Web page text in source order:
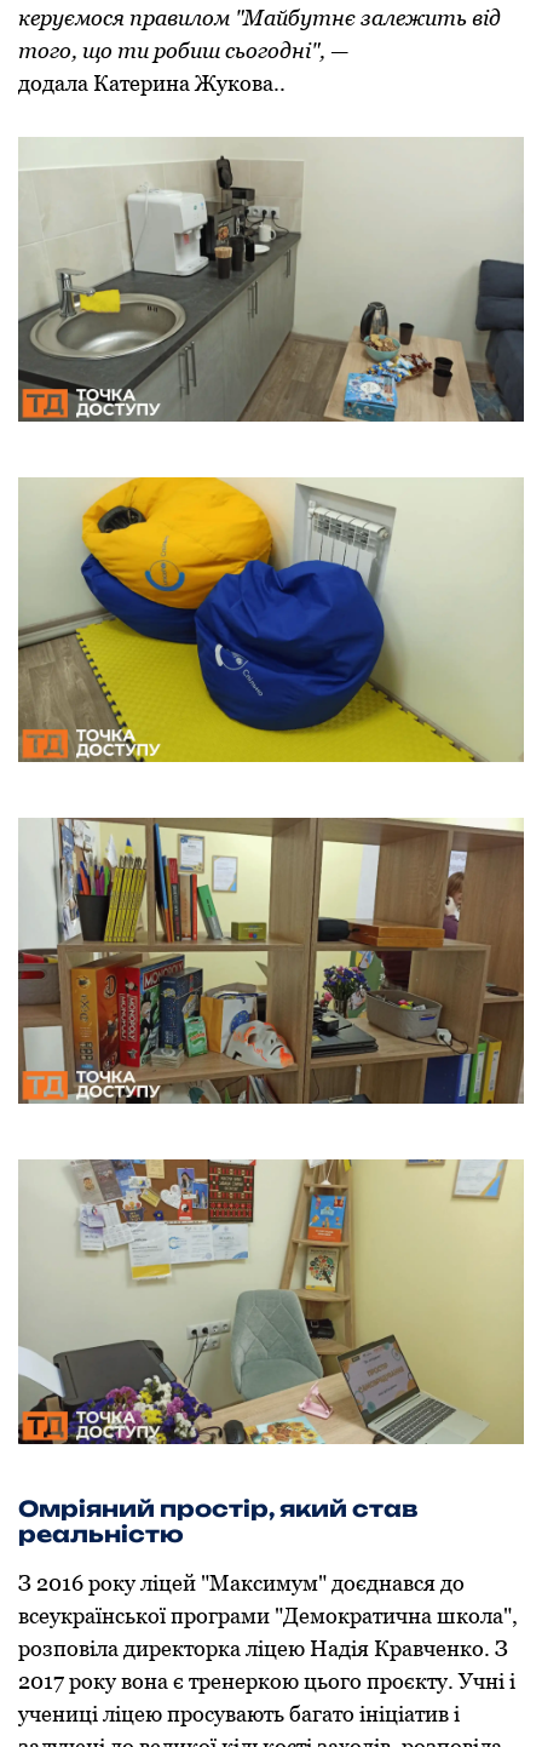
керуємося правилом "Майбутнє залежить від
того, що ти робиш сьогодні", —
додала Катерина Жукова..
Омріяний простір, який став
реальністю
З 2016 року ліцей "Максимум" доєднався до
всеукраїнської програми "Демократична школа",
розповіла директорка ліцею Надія Кравченко. З
2017 року вона є тренеркою цього проєкту. Учні і
учениці ліцею просувають багато ініціатив і